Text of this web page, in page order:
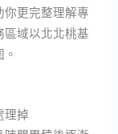
更完整理解專
域以北北桃基
理掉